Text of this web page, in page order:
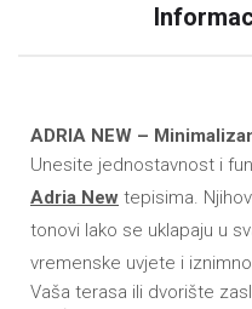
ADRIA NEW –
Unesite jednostavnost i
Adria New tepisima.
tonovi lako se uklapaju u
vremenske uvjete i
Vaša terasa ili dvorište